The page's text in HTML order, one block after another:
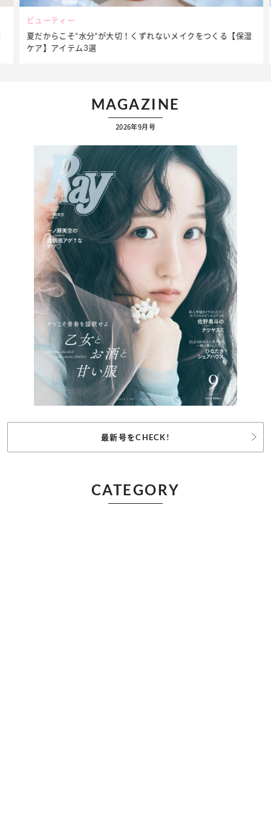
ビューティー
夏だからこそ“水分”が大切！くずれないメイクをつくる【保湿
ケア】アイテム3選
MAGAZINE
2026年9月号
最新号をCHECK!
CATEGORY